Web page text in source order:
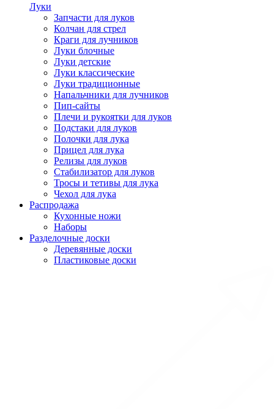
Луки
Запчасти для луков
Колчан для стрел
Краги для лучников
Луки блочные
Луки детские
Луки классические
Луки традиционные
Напальчники для лучников
Пип-сайты
Плечи и рукоятки для луков
Подстаки для луков
Полочки для лука
Прицел для лука
Релизы для луков
Стабилизатор для луков
Тросы и тетивы для лука
Чехол для лука
Распродажа
Кухонные ножи
Наборы
Разделочные доски
Деревянные доски
Пластиковые доски